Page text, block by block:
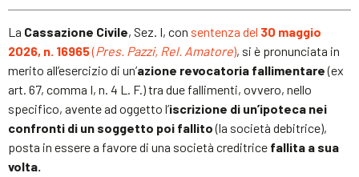
La Cassazione Civile, Sez. I, con sentenza del 30 maggio
2026, n. 16965(Pres. Pazzi, Rel. Amatore), si è pronunciata in
merito all’esercizio di un’azione revocatoria fallimentare(ex
art. 67, comma I, n. 4 L. F.) tra due fallimenti, ovvero, nello
specifico, avente ad oggetto l’iscrizione di un’ipoteca nei
confronti di un soggetto poi fallito(la società debitrice),
posta in essere a favore di una società creditrice fallita a sua
volta.